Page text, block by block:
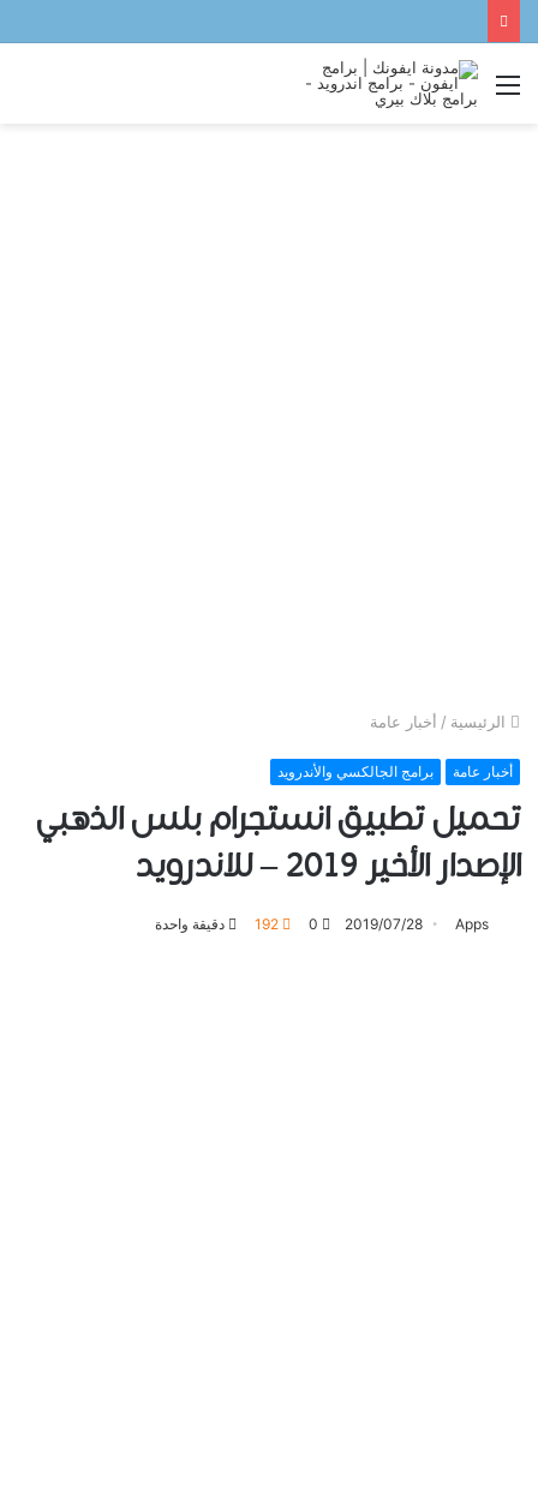
القائمة
الرئيسية / أخبار عامة
أخبار عامة برامج الجالكسي والأندرويد
تحميل تطبيق ﺍﻧﺴﺘﺠﺮﺍﻡ ﺑﻠﺲ ﺍﻟﺬﻫﺒﻲ
ﺍﻹﺻﺪﺍﺭ ﺍﻷﺧﻴﺮ 2019 – ﻟﻼﻧﺪﺭﻭﻳﺪ
Apps
2019/07/28
0
192 دقيقة واحدة